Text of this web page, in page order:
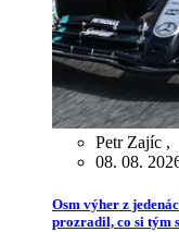
Petr Zajíc ,
08. 08.
Osm výher z
prozradil, co si tým